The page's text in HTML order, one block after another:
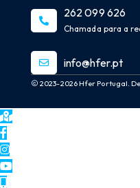
262 099 626
Chamada para a
info@hfer.pt
2023-2026 Hfer Portugal.